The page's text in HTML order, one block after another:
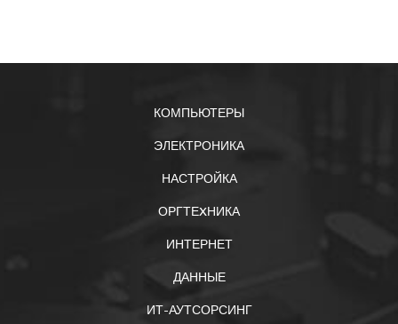
КОМПЬЮТЕРЫ
ЭЛЕКТРОНИКА
НАСТРОЙКА
ОРГТЕXНИКА
ИНТЕРНЕТ
ДАННЫЕ
ИТ-АУТСОРСИНГ